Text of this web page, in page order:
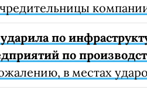
по
по
в местах